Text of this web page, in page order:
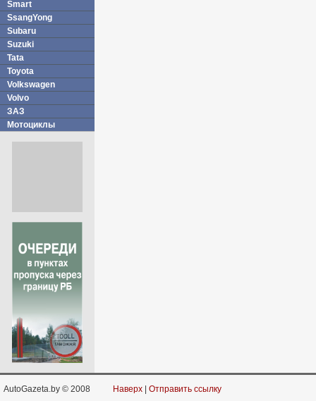
Smart
SsangYong
Subaru
Suzuki
Tata
Toyota
Volkswagen
Volvo
ЗАЗ
Мотоциклы
AutoGazeta.by © 2008 Наверх Отправить ссылку